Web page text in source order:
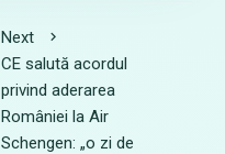
Next
CE salută acordul
privind aderarea
României la Air
Schengen: „o zi de